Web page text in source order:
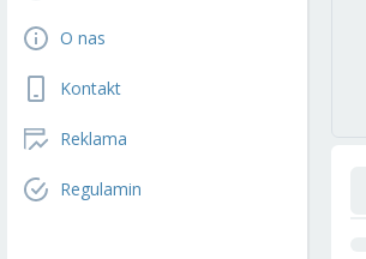
O nas
Kontakt
Reklama
Regulamin